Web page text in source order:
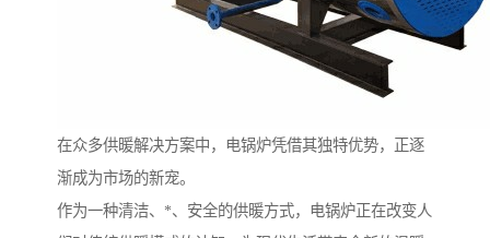
在众多供暖解决方案中，电锅炉凭借其独特优势，正逐
渐成为市场的新宠。
作为一种清洁、*、安全的供暖方式，电锅炉正在改变人